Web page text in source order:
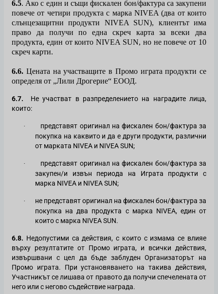
6.5. Ако с един и същи фискален бон/фактура са закупени
повече от четири продукта с марка NIVEA (два от които
слънцезащитни продукти NIVEA SUN), клиентът има
право да получи по една скреч карта за всеки два
продукта, един от които NIVEA SUN, но не повече от 10
скреч карти.
6.6. Цената на участващите в Промо играта продукти се
определя от „Лили Дрогерие“ ЕООД.
6.7.
Не участват в разпределението на наградите лица,
които:
·
представят оригинал на фискален бон/фактура за
покупка на каквито и да е други продукти, различни
от марката NIVEA и NIVEASUN;
·
представят оригинал на фискален бон/фактура за
закупен/и извън периода на Играта продукти с
марка NIVEA и NIVEA SUN;
·
не представят оригинал на фискален бон/фактура за
покупка на два продукта с марка NIVEA, един от
които с марка NIVEASUN.
6.8. Недопустими са действия, с които с измама се влияе
върху резултатите от Промо играта, и всички действия,
извършвани с цел да бъде заблуден Организаторът на
Промо играта. При установяването на такива действия,
Участникът се лишава от правото да получи спечелената от
него или с негово съдействие награда.